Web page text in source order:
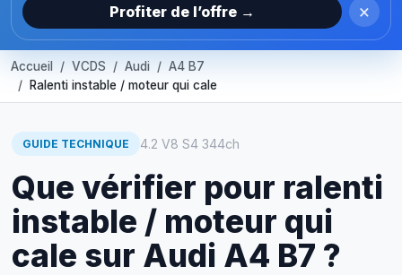
Profiter de l’offre → ×
Accueil VCDS Audi
A4 B7
Ralenti instable / moteur qui cale
GUIDE TECHNIQUE 4.2 V8 S4 344ch
Que vérifier pour ralenti
instable / moteur qui
cale sur Audi A4 B7 ?